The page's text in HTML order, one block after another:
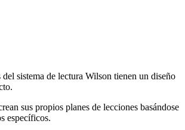
del sistema de lectura Wilson tienen un diseño
sus propios planes de lecciones basándose
específicos.